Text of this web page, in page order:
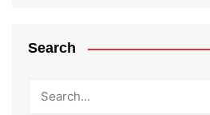
Search